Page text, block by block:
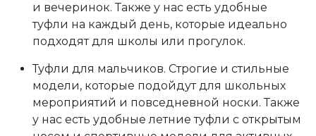
и вечеринок. Также у нас есть удобные
туфли на каждый день, которые идеально
подходят для школы или прогулок.
Туфли для мальчиков. Строгие и стильные
модели, которые подойдут для школьных
мероприятий и повседневной носки. Также
у нас есть удобные летние туфли с открытым